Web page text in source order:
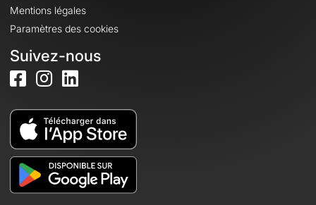
Mentions légales
Paramètres des cookies
Suivez-nous